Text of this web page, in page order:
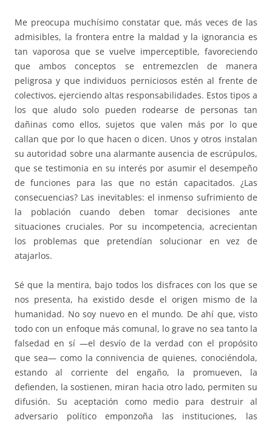
Me preocupa muchísimo constatar que, más veces de las
admisibles, la frontera entre la maldad y la ignorancia es
tan vaporosa que se vuelve imperceptible, favoreciendo
que ambos conceptos se entremezclen de manera
peligrosa y que individuos perniciosos estén al frente de
colectivos, ejerciendo altas responsabilidades. Estos tipos a
los que aludo solo pueden rodearse de personas tan
dañinas como ellos, sujetos que valen más por lo que
callan que por lo que hacen o dicen. Unos y otros instalan
su autoridad sobre una alarmante ausencia de escrúpulos,
que se testimonia en su interés por asumir el desempeño
de funciones para las que no están capacitados. ¿Las
consecuencias? Las inevitables: el inmenso sufrimiento de
la población cuando deben tomar decisiones ante
situaciones cruciales. Por su incompetencia, acrecientan
los problemas que pretendían solucionar en vez de
atajarlos.
Sé que la mentira, bajo todos los disfraces con los que se
nos presenta, ha existido desde el origen mismo de la
humanidad. No soy nuevo en el mundo. De ahí que, visto
todo con un enfoque más comunal, lo grave no sea tanto la
falsedad en sí —el desvío de la verdad con el propósito
que sea— como la connivencia de quienes, conociéndola,
estando al corriente del engaño, la promueven, la
defienden, la sostienen, miran hacia otro lado, permiten su
difusión. Su aceptación como medio para destruir al
adversario político emponzoña las instituciones, las